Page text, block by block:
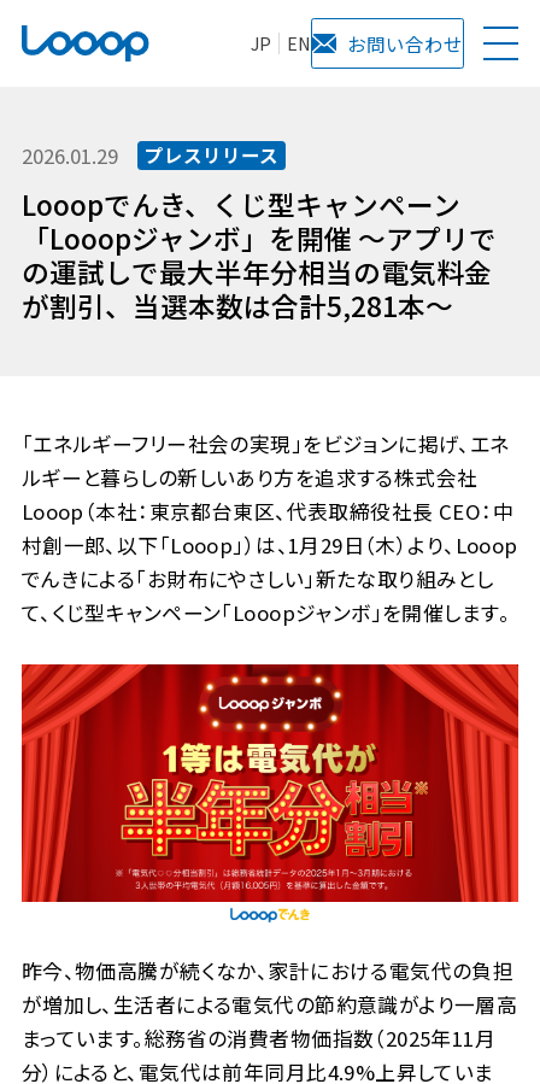
JP EN お問い合わせ
2026.01.29 プレスリリース
Looopでんき、くじ型キャンペーン
「Looopジャンボ」を開催 ～アプリで
の運試しで最大半年分相当の電気料金
が割引、当選本数は合計5,281本～
「エネルギーフリー社会の実現」をビジョンに掲げ、エネ
ルギーと暮らしの新しいあり方を追求する株式会社
Looop（本社：東京都台東区、代表取締役社長 CEO：中
村創一郎、以下「Looop」）は、1月29日（木）より、Looop
でんきによる「お財布にやさしい」新たな取り組みとし
て、くじ型キャンペーン「Looopジャンボ」を開催します。
昨今、物価高騰が続くなか、家計における電気代の負担
が増加し、生活者による電気代の節約意識がより一層高
まっています。総務省の消費者物価指数（2025年11月
分）によると、電気代は前年同月比4.9%上昇していま